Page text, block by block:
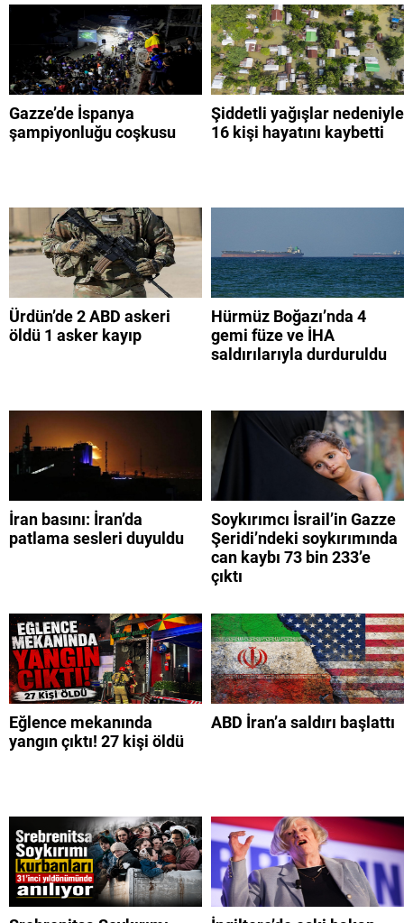
Gazze’de İspanya
şampiyonluğu coşkusu
Şiddetli yağışlar nedeniyle
16 kişi hayatını kaybetti
Ürdün’de 2 ABD askeri
öldü 1 asker kayıp
Hürmüz Boğazı’nda 4
gemi füze ve İHA
saldırılarıyla durduruldu
İran basını: İran’da
patlama sesleri duyuldu
Soykırımcı İsrail’in Gazze
Şeridi’ndeki soykırımında
can kaybı 73 bin 233’e
çıktı
Eğlence mekanında
yangın çıktı! 27 kişi öldü
ABD İran’a saldırı başlattı